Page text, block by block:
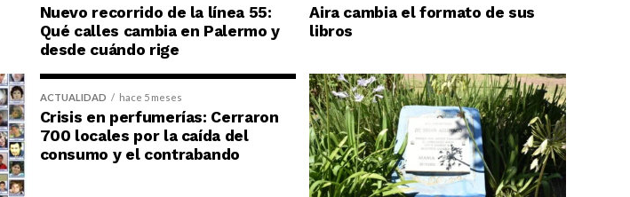
Nuevo recorrido de la línea 55:
Qué calles cambia en Palermo y
desde cuándo rige
Aira cambia el formato de sus
libros
ACTUALIDAD hace 5 meses
Crisis en perfumerías: Cerraron
700 locales por la caída del
consumo y el contrabando